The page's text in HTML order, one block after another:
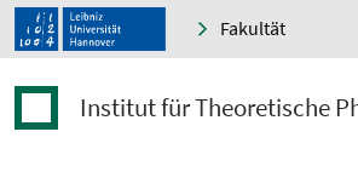
Fakultät
Institut für Theoretische